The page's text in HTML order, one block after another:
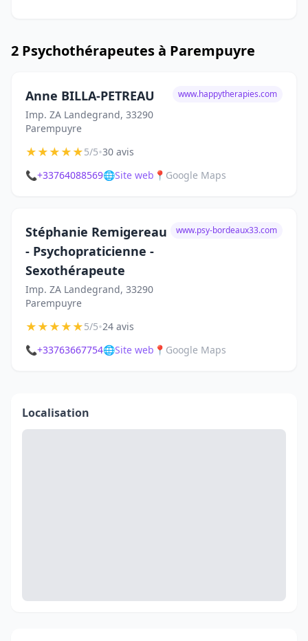
2 Psychothérapeutes à Parempuyre
Anne BILLA-PETREAU
Imp. ZA Landegrand, 33290
Parempuyre
www.happytherapies.com
★★★★★5/5•30 avis
📞+33764088569🌐Site web 📍 Google Maps
Stéphanie Remigereau
- Psychopraticienne -
Sexothérapeute
Imp. ZA Landegrand, 33290
Parempuyre
www.psy-bordeaux33.com
★★★★★5/5•24 avis
📞+33763667754🌐Site web 📍 Google Maps
Localisation